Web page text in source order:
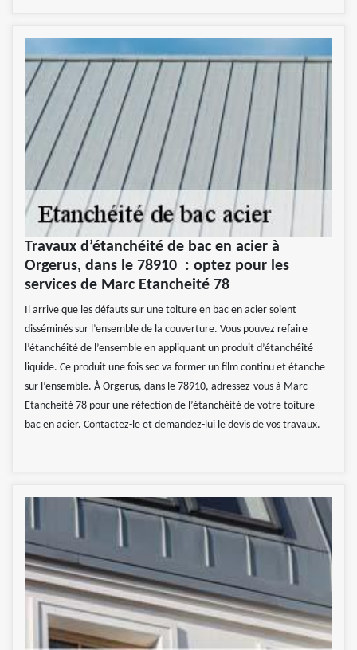
Travaux d’étanchéité de bac en acier à
Orgerus, dans le 78910 : optez pour les
services de Marc Etancheité 78
Il arrive que les défauts sur une toiture en bac en acier soient
disséminés sur l’ensemble de la couverture. Vous pouvez refaire
l’étanchéité de l’ensemble en appliquant un produit d’étanchéité
liquide. Ce produit une fois sec va former un film continu et étanche
sur l’ensemble. À Orgerus, dans le 78910, adressez-vous à Marc
Etancheité 78 pour une réfection de l’étanchéité de votre toiture
bac en acier. Contactez-le et demandez-lui le devis de vos travaux.